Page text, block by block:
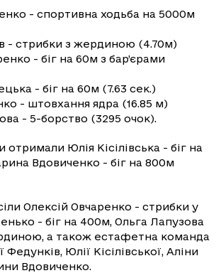
- спортивна ходьба на 5000м
- стрибки з жердиною (4.70м)
- біг на 60м з бар’єрами
- біг на 60м (7.63 сек.)
- штовхання ядра (16.85 м)
- 5-борство (3295 очок).
отримали Юлія Кісілівська - біг на
Вдовиченко - біг на 800м
Олексій Овчаренко - стрибки у
- біг на 400м, Ольга Лапузова
а також естафетна команда
Федунків, Юлії Кісілівської, Аліни
Вдовиченко.